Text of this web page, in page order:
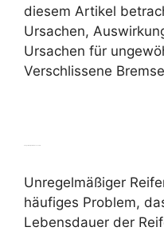
diesem Artikel
Ursachen,
Ursachen für
Verschlissene
Unregelmäßiger
häufiges Problem,
Lebensdauer der